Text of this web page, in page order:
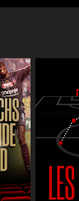
JT des jeunes